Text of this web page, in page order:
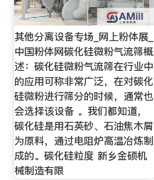
其他分离设备专场_网上粉体展_
中国粉体网碳化硅微粉气流筛概
述：碳化硅微粉气流筛在行业中
的应用可称非常广泛，在对碳化
硅微粉进行筛分的时候，通常也
会选择该设备 。我们都知道，
碳化硅是用石英砂、石油焦木屑
为原料，通过电阻炉高温冶炼制
成的。碳化硅粒度 新乡金硕机
械制造有限